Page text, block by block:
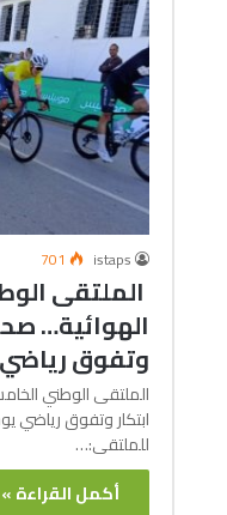
istaps
701
الملتقى
الهوائية…
وتفوق رياضي
الملتقى الوطني
للملتقى:…
أكمل القراءة »